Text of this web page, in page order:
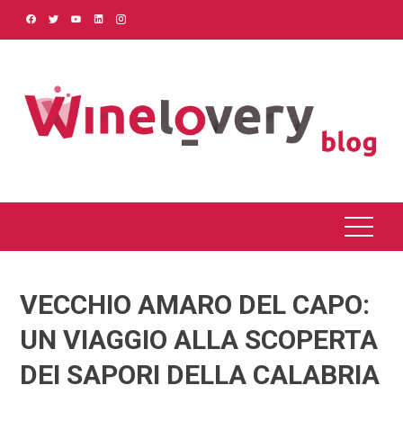
VECCHIO AMARO DEL CAPO:
UN VIAGGIO ALLA SCOPERTA
DEI SAPORI DELLA CALABRIA